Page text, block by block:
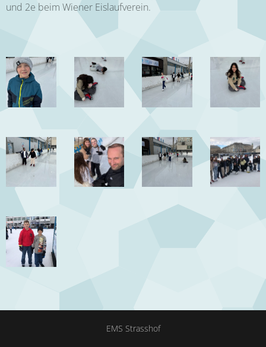
und 2e beim Wiener Eislaufverein.
EMS Strasshof